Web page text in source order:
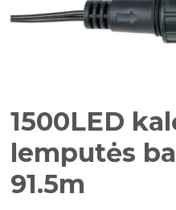
1500LED
lemputės
91.5m